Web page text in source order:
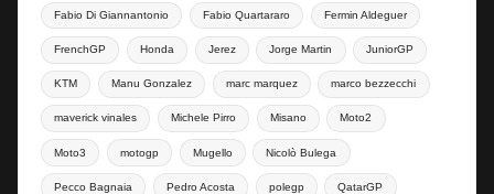
Fabio Di Giannantonio Fabio Quartararo Fermin Aldeguer
FrenchGP Honda Jerez Jorge Martin JuniorGP
KTM Manu Gonzalez marc marquez marco bezzecchi
maverick vinales Michele Pirro Misano Moto2
Moto3 motogp Mugello Nicolò Bulega
Pecco Bagnaia Pedro Acosta polegp QatarGP